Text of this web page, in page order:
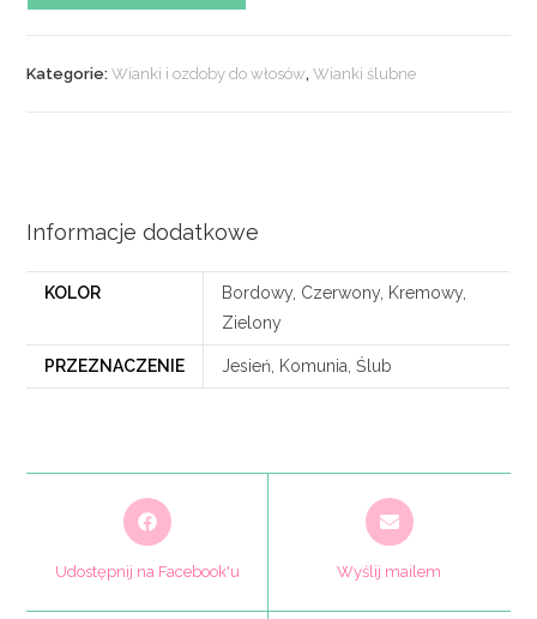
Kategorie:Wianki i ozdoby do włosów,Wianki ślubne
Informacje dodatkowe
KOLOR
Bordowy, Czerwony, Kremowy,
Zielony
PRZEZNACZENIE Jesień, Komunia, Ślub
Opens
in
new
window
Udostępnij na Facebook'u
Opens
in
new
window
Wyślij mailem